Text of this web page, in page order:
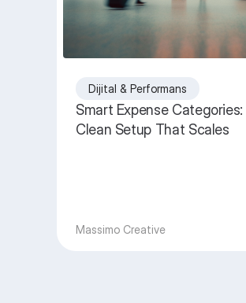
Dijital & Performans
Smart Expense Categories:
Clean Setup That Scales
Massimo Creative